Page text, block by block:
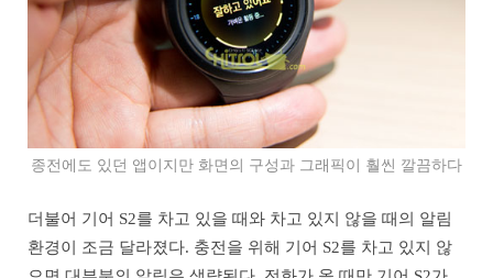
종전에도 있던 앱이지만 화면의 구성과 그래픽이 훨씬 깔끔하다
더불어 기어 S2를 차고 있을 때와 차고 있지 않을 때의 알림
환경이 조금 달라졌다. 충전을 위해 기어 S2를 차고 있지 않